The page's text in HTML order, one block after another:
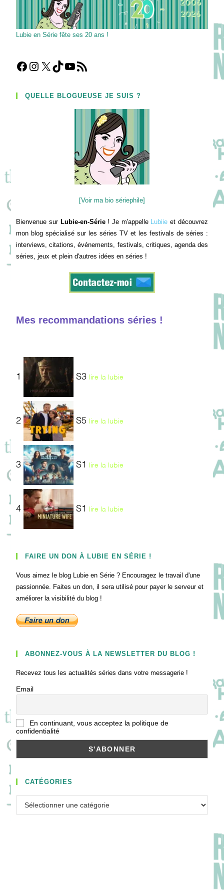
Lubie en Série fête ses 20 ans !
Facebook
Instagram
X TikTokYouTube
Flux RSS
QUELLE BLOGUEUSE JE SUIS ?
[Voir ma bio sériephile]
Bienvenue sur Lubie-en-Série! Je m'appelle Lubiie et découvrez
mon blog spécialisé sur les séries TV et les festivals de séries :
interviews, citations, événements, festivals, critiques, agenda des
séries, jeux et plein d'autres idées en séries !
Mes recommandations séries !
1 S3 lire la lubie
2 S5 lire la lubie
3 S1 lire la lubie
4 S1 lire la lubie
FAIRE UN DON À LUBIE EN SÉRIE !
Vous aimez le blog Lubie en Série ? Encouragez le travail d'une
passionnée. Faites un don, il sera utilisé pour payer le serveur et
améliorer la visibilité du blog !
ABONNEZ-VOUS À LA NEWSLETTER DU BLOG !
Recevez tous les actualités séries dans votre messagerie !
Email
En continuant, vous acceptez la politique de
confidentialité
CATÉGORIES
Catégories